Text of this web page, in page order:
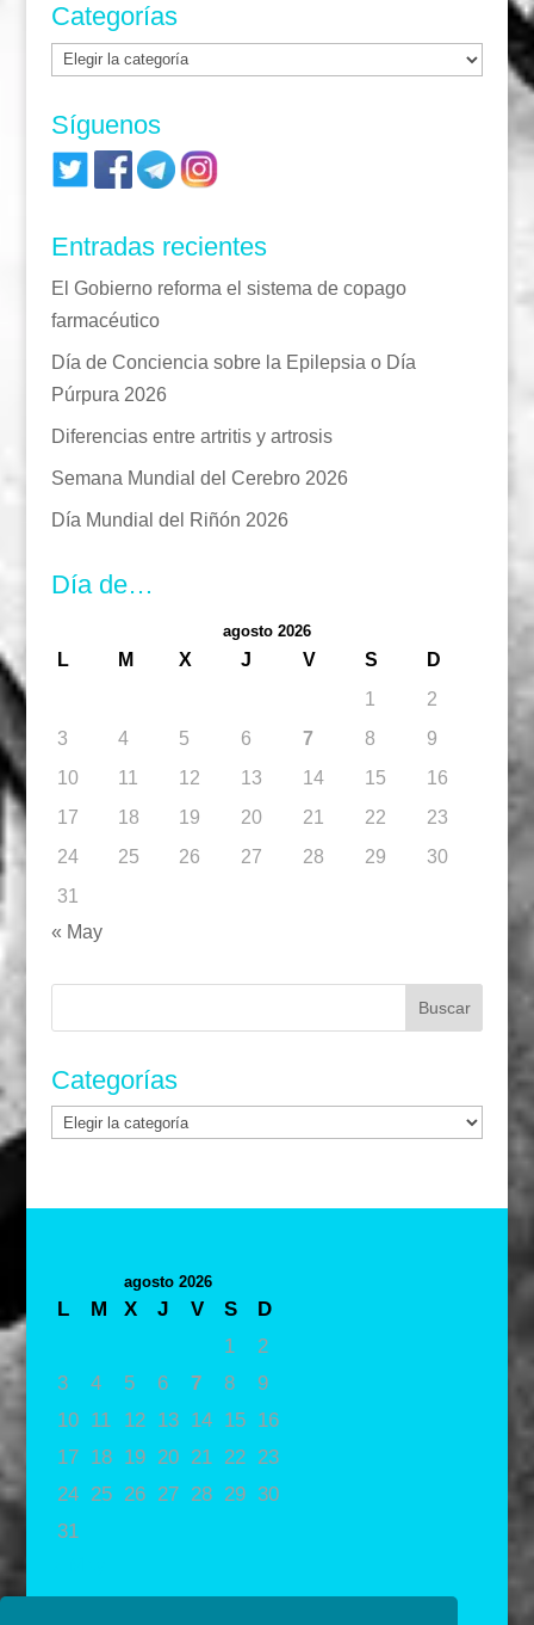
Categorías
Categorías
Síguenos
Entradas recientes
El Gobierno reforma el sistema de copago
farmacéutico
Día de Conciencia sobre la Epilepsia o Día
Púrpura 2026
Diferencias entre artritis y artrosis
Semana Mundial del Cerebro 2026
Día Mundial del Riñón 2026
Día de…
agosto 2026
L M X J V S
D
1
2
3
4 5 6 7 8
9
10
11 12 13 14 15
16
17
18 19 20 21 22
23
24
25 26 27 28 29
30
31
« May
Buscar:
Categorías
Categorías
agosto 2026
L M X J V S
D
1
2
3
4 5 6 7 8
9
10
11 12 13 14 15
16
17
18 19 20 21 22
23
24
25 26 27 28 29 30
31